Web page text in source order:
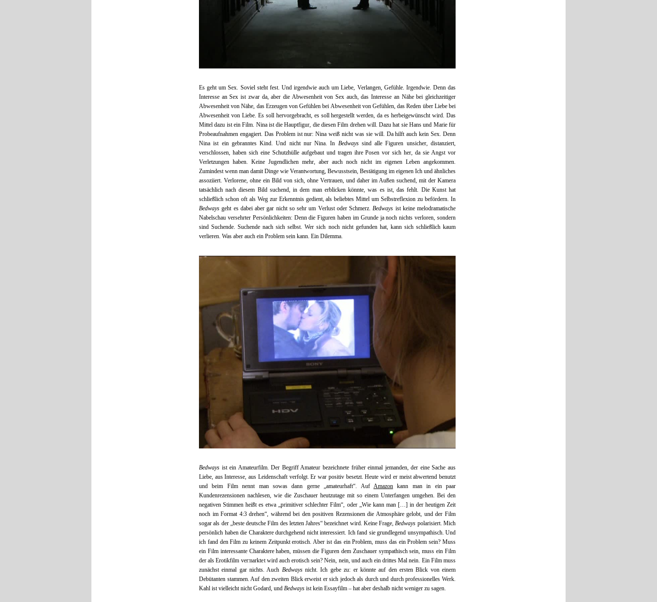
Es geht um Sex. Soviel steht fest. Und irgendwie auch um Liebe, Verlangen, Gefühle. Irgendwie. Denn das
Interesse an Sex ist zwar da, aber die Abwesenheit von Sex auch, das Interesse an Nähe bei gleichzeitiger
Abwesenheit von Nähe, das Erzeugen von Gefühlen bei Abwesenheit von Gefühlen, das Reden über Liebe bei
Abwesenheit von Liebe. Es soll hervorgebracht, es soll hergestellt werden, da es herbeigewünscht wird. Das
Mittel dazu ist ein Film. Nina ist die Hauptfigur, die diesen Film drehen will. Dazu hat sie Hans und Marie für
Probeaufnahmen engagiert. Das Problem ist nur: Nina weiß nicht was sie will. Da hilft auch kein Sex. Denn
Nina ist ein gebranntes Kind. Und nicht nur Nina. In Bedwayssind alle Figuren unsicher, distanziert,
verschlossen, haben sich eine Schutzhülle aufgebaut und tragen ihre Posen vor sich her, da sie Angst vor
Verletzungen haben. Keine Jugendlichen mehr, aber auch noch nicht im eigenen Leben angekommen.
Zumindest wenn man damit Dinge wie Verantwortung, Bewusstsein, Bestätigung im eigenen Ich und ähnliches
assoziiert. Verlorene, ohne ein Bild von sich, ohne Vertrauen, und daher im Außen suchend, mit der Kamera
tatsächlich nach diesem Bild suchend, in dem man erblicken könnte, was es ist, das fehlt. Die Kunst hat
schließlich schon oft als Weg zur Erkenntnis gedient, als beliebtes Mittel um Selbstreflexion zu befördern. In
Bedways geht es dabei aber gar nicht so sehr um Verlust oder Schmerz.Bedways ist keine melodramatische
Nabelschau versehrter Persönlichkeiten: Denn die Figuren haben im Grunde ja noch nichts verloren, sondern
sind Suchende. Suchende nach sich selbst. Wer sich noch nicht gefunden hat, kann sich schließlich kaum
verlieren. Was aber auch ein Problem sein kann. Ein Dilemma.
Bedways ist ein Amateurfilm. Der Begriff Amateur bezeichnete früher einmal jemanden, der eine Sache aus
Liebe, aus Interesse, aus Leidenschaft verfolgt. Er war positiv besetzt. Heute wird er meist abwertend benutzt
und beim Film nennt man sowas dann gerne „amateurhaft“. Auf Amazon kann man in ein paar
Kundenrezensionen nachlesen, wie die Zuschauer heutzutage mit so einem Unterfangen umgehen. Bei den
negativen Stimmen heißt es etwa „primitiver schlechter Film“, oder „Wie kann man […] in der heutigen Zeit
noch im Format 4:3 drehen“, während bei den positiven Rezensionen die Atmosphäre gelobt, und der Film
sogar als der „beste deutsche Film des letzten Jahres“ bezeichnet wird. Keine Frage,Bedways polarisiert. Mich
persönlich haben die Charaktere durchgehend nicht interessiert. Ich fand sie grundlegend unsympathisch. Und
ich fand den Film zu keinem Zeitpunkt erotisch. Aber ist das ein Problem, muss das ein Problem sein? Muss
ein Film interessante Charaktere haben, müssen die Figuren dem Zuschauer sympathisch sein, muss ein Film
der als Erotikfilm vermarktet wird auch erotisch sein? Nein, nein, und auch ein drittes Mal nein. Ein Film muss
zunächst einmal gar nichts. Auch Bedwaysnicht. Ich gebe zu: er könnte auf den ersten Blick von einem
Debütanten stammen. Auf den zweiten Blick erweist er sich jedoch als durch und durch professionelles Werk.
Kahl ist vielleicht nicht Godard, und Bedways ist kein Essayfilm – hat aber deshalb nicht weniger zu sagen.